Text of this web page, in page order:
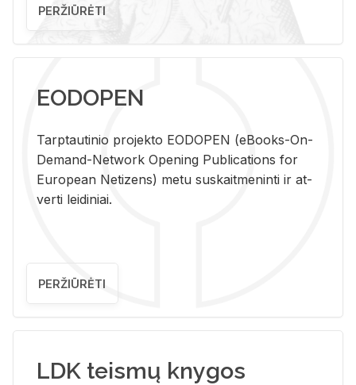
PERŽIŪRĖTI
EODOPEN
Tarp­tau­ti­nio pro­jek­to EO­DO­PEN (eBo­oks-On-
De­mand-Ne­twork Ope­ning Pub­li­ca­tions for
Eu­ro­pe­an Ne­ti­zens) metu su­skait­me­nin­ti ir at­
ver­ti lei­di­niai.
PERŽIŪRĖTI
LDK teismų knygos